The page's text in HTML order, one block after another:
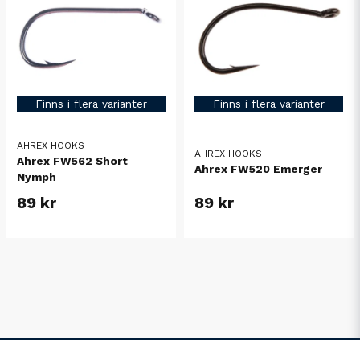
Finns i flera varianter
AHREX HOOKS
Ahrex FW562 Short
Nymph
89 kr
Finns i flera varianter
AHREX HOOKS
Ahrex FW520 Emerger
89 kr